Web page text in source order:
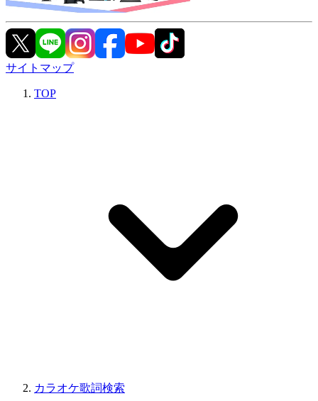
サイトマップ
TOP
カラオケ歌詞検索